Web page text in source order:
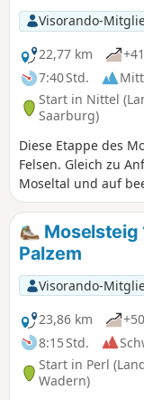
Visorando-
22,77 km
7:40 Std.
Start in Nittel
Saarburg)
Diese Etappe des
Felsen. Gleich zu
Moseltal und auf
Orchideenwiese
kleine Schleife
Blütezeit seltene
bewundert werden.
geht es einen
zuletzt über die
Moselsteig
Palzem
Visorando-
23,86 km
8:15 Std.
Start in Perl
Wadern)